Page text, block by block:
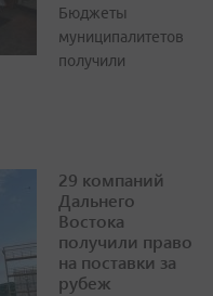
Бюджеты
муниципалитетов
получили
29 компаний
Дальнего
Востока
получили право
на поставки за
рубеж